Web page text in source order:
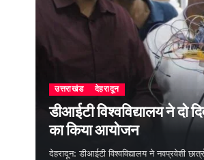
उत्तराखंड देहरादून
डीआईटी विश्वविद्यालय ने दो
का किया आयोजन
देहरादून: डीआईटी विश्वविद्यालय ने नवप्रवेशी